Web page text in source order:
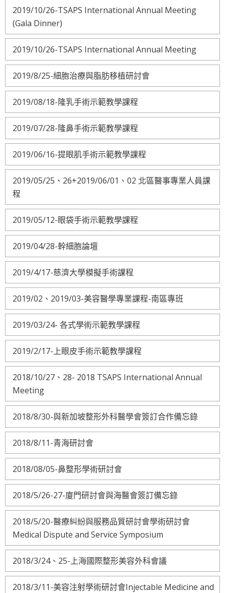
2019/10/26-TSAPS International Annual Meeting
(Gala Dinner)
2019/10/26-TSAPS International Annual Meeting
2019/8/25-細胞治療與脂肪移植研討會
2019/08/18-隆乳手術示範教學課程
2019/07/28-隆鼻手術示範教學課程
2019/06/16-提眼肌手術示範教學課程
2019/05/25、26+2019/06/01、02 北區醫事專業人員課
程
2019/05/12-眼袋手術示範教學課程
2019/04/28-幹細胞論壇
2019/4/17-慈濟大學模擬手術課程
2019/02、2019/03-美容醫學專業課程-南區專班
2019/03/24- 各式學術示範教學課程
2019/2/17-上眼皮手術示範教學課程
2018/10/27、28- 2018 TSAPS International Annual
Meeting
2018/8/30-與新加坡整形外科醫學會簽訂合作備忘錄
2018/8/11-青海研討會
2018/08/05-鼻整形學術研討會
2018/5/26-27-廈門研討會與海醫會簽訂備忘錄
2018/5/20-醫療糾紛與服務品質研討會學術研討會
Medical Dispute and Service Symposium
2018/3/24、25-上海國際整形美容外科會議
2018/3/11-美容注射學術研討會Injectable Medicine and